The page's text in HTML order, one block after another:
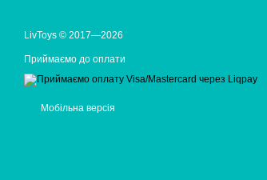
LivToys © 2017—2026
Приймаємо до оплати
Мобільна версія